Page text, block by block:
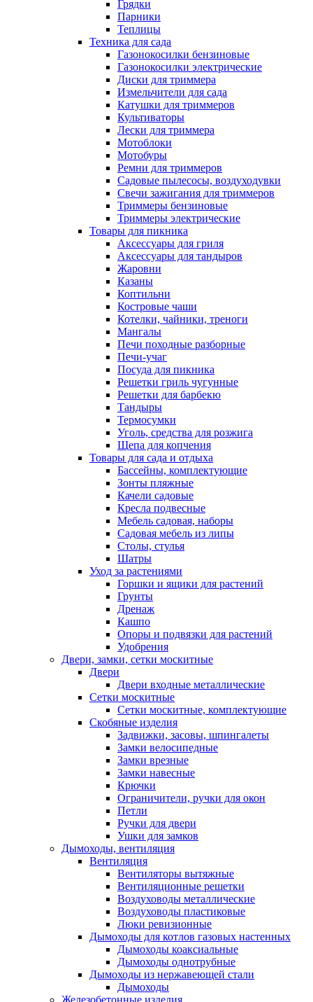
Грядки
Парники
Теплицы
Техника для сада
Газонокосилки бензиновые
Газонокосилки электрические
Диски для триммера
Измельчители для сада
Катушки для триммеров
Культиваторы
Лески для триммера
Мотоблоки
Мотобуры
Ремни для триммеров
Садовые пылесосы, воздуходувки
Свечи зажигания для триммеров
Триммеры бензиновые
Триммеры электрические
Товары для пикника
Аксессуары для гриля
Аксессуары для тандыров
Жаровни
Казаны
Коптильни
Костровые чаши
Котелки, чайники, треноги
Мангалы
Печи походные разборные
Печи-учаг
Посуда для пикника
Решетки гриль чугунные
Решетки для барбекю
Тандыры
Термосумки
Уголь, средства для розжига
Щепа для копчения
Товары для сада и отдыха
Бассейны, комплектующие
Зонты пляжные
Качели садовые
Кресла подвесные
Мебель садовая, наборы
Садовая мебель из липы
Столы, стулья
Шатры
Уход за растениями
Горшки и ящики для растений
Грунты
Дренаж
Кашпо
Опоры и подвязки для растений
Удобрения
Двери, замки, сетки москитные
Двери
Двери входные металлические
Сетки москитные
Сетки москитные, комплектующие
Скобяные изделия
Задвижки, засовы, шпингалеты
Замки велосипедные
Замки врезные
Замки навесные
Крючки
Ограничители, ручки для окон
Петли
Ручки для двери
Ушки для замков
Дымоходы, вентиляция
Вентиляция
Вентиляторы вытяжные
Вентиляционные решетки
Воздуховоды металлические
Воздуховоды пластиковые
Люки ревизионные
Дымоходы для котлов газовых настенных
Дымоходы коаксиальные
Дымоходы однотрубные
Дымоходы из нержавеющей стали
Дымоходы
Железобетонные изделия